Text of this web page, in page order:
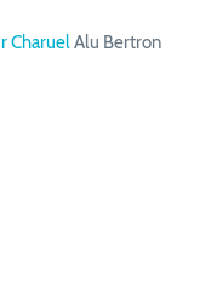
Charuel Alu Bertron